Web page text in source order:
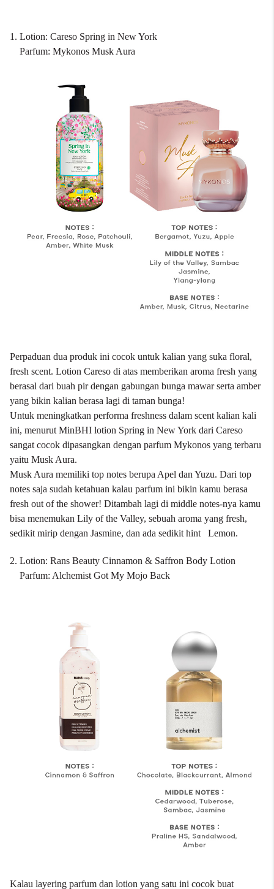
1. Lotion: Careso Spring in New York
Parfum: Mykonos Musk Aura
Perpaduan dua produk ini cocok untuk kalian yang suka floral,
fresh scent. Lotion Careso di atas memberikan aroma fresh yang
berasal dari buah pir dengan gabungan bunga mawar serta amber
yang bikin kalian berasa lagi di taman bunga!
Untuk meningkatkan performa freshness dalam scent kalian kali
ini, menurut MinBHI lotion Spring in New York dari Careso
sangat cocok dipasangkan dengan parfum Mykonos yang terbaru
yaitu Musk Aura.
Musk Aura memiliki top notes berupa Apel dan Yuzu. Dari top
notes saja sudah ketahuan kalau parfum ini bikin kamu berasa
fresh out of the shower! Ditambah lagi di middle notes-nya kamu
bisa menemukan Lily of the Valley, sebuah aroma yang fresh,
sedikit mirip dengan Jasmine, dan ada sedikit hint Lemon.
2. Lotion: Rans Beauty Cinnamon & Saffron Body Lotion
Parfum: Alchemist Got My Mojo Back
Kalau layering parfum dan lotion yang satu ini cocok buat